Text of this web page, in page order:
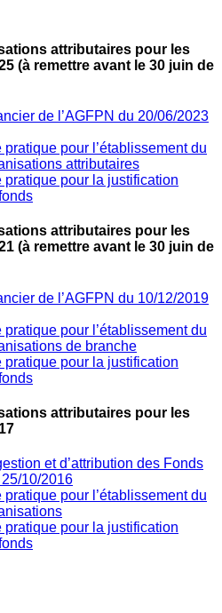
attributaires pour les
(à remettre avant le 30 juin de
de l’AGFPN du 20/06/2023
pratique pour l’établissement du
attributaires
pratique pour la justification
attributaires pour les
(à remettre avant le 30 juin de
de l’AGFPN du 10/12/2019
pratique pour l’établissement du
de branche
pratique pour la justification
attributaires pour les
et d’attribution des Fonds
10/2016
pratique pour l’établissement du
pratique pour la justification